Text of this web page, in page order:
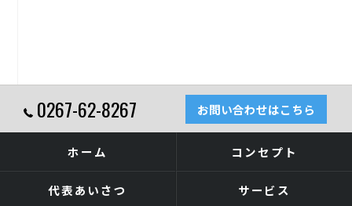
0267-62-8267 お問い合わせはこちら
ホーム コンセプト
代表あいさつ サービス